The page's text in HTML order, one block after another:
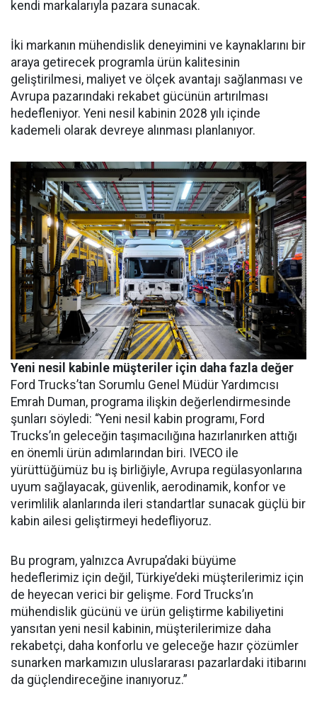
kendi markalarıyla pazara sunacak.
İki markanın mühendislik deneyimini ve kaynaklarını bir
araya getirecek programla ürün kalitesinin
geliştirilmesi, maliyet ve ölçek avantajı sağlanması ve
Avrupa pazarındaki rekabet gücünün artırılması
hedefleniyor. Yeni nesil kabinin 2028 yılı içinde
kademeli olarak devreye alınması planlanıyor.
Yeni nesil kabinle müşteriler için daha fazla değer
Ford Trucks’tan Sorumlu Genel Müdür Yardımcısı
Emrah Duman, programa ilişkin değerlendirmesinde
şunları söyledi: “Yeni nesil kabin programı, Ford
Trucks’ın geleceğin taşımacılığına hazırlanırken attığı
en önemli ürün adımlarından biri. IVECO ile
yürüttüğümüz bu iş birliğiyle, Avrupa regülasyonlarına
uyum sağlayacak, güvenlik, aerodinamik, konfor ve
verimlilik alanlarında ileri standartlar sunacak güçlü bir
kabin ailesi geliştirmeyi hedefliyoruz.
Bu program, yalnızca Avrupa’daki büyüme
hedeflerimiz için değil, Türkiye’deki müşterilerimiz için
de heyecan verici bir gelişme. Ford Trucks’ın
mühendislik gücünü ve ürün geliştirme kabiliyetini
yansıtan yeni nesil kabinin, müşterilerimize daha
rekabetçi, daha konforlu ve geleceğe hazır çözümler
sunarken markamızın uluslararası pazarlardaki itibarını
da güçlendireceğine inanıyoruz.”